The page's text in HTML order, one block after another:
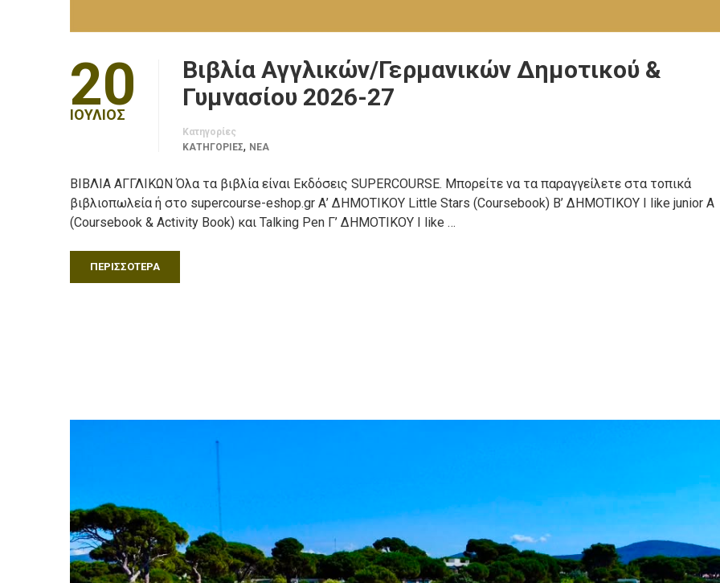
20
ΙΟΎΛΙΟΣ
Βιβλία Αγγλικών/Γερμανικών Δημοτικού &
Γυμνασίου 2026-27
Κατηγορίες
ΚΑΤΗΓΟΡΙΕΣ, ΝΈΑ
ΒΙΒΛΙΑ ΑΓΓΛΙΚΩΝ Όλα τα βιβλία είναι Εκδόσεις SUPERCOURSE. Μπορείτε να τα παραγγείλετε στα τοπικά
βιβλιοπωλεία ή στο supercourse-eshop.gr Α’ ΔΗΜΟΤΙΚΟΥ Little Stars (Coursebook) Β’ ΔΗΜΟΤΙΚΟΥ I like junior A
(Coursebook & Activity Book) και Talking Pen Γ’ ΔΗΜΟΤΙΚΟΥ I like …
ΠΕΡΙΣΣΌΤΕΡΑ